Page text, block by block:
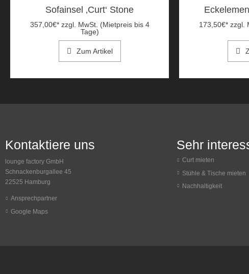
Sofainsel ‚Curt‘ Stone
357,00€* zzgl. MwSt. (Mietpreis bis 4
Tage)
Zum Artikel
173,50€* zzgl.
Kontaktiere uns
lounge factory GmbH
Schnackenburgallee 45
22525 Hamburg
Ansprechpartner
Google Maps
Sehr
Curt mieten
Stühle & Tische mieten
Nachhaltigkeit